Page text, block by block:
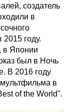
создатель
в
году.
в Японии
был в Ночь
В 2016 году
в
of the World".